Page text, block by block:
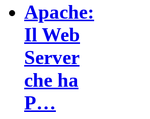
Apache:
Il Web
Server
che ha
P…